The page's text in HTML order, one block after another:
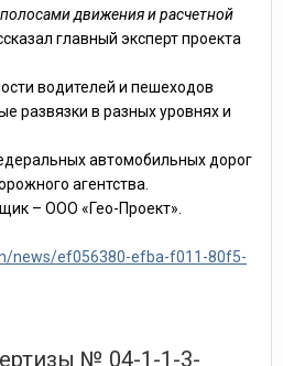
движения и расчетной
главный эксперт проекта
водителей и пешеходов
развязки в разных уровнях и
автомобильных дорог
агентства.
– ООО «Гео-Проект».
news/ef056380-efba-f011-80f5-
№ 04-1-1-3-